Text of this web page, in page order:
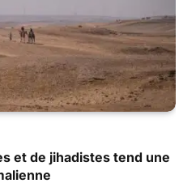
et de jihadistes tend une